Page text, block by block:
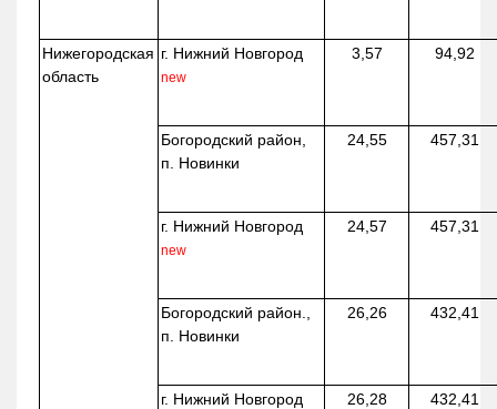
Нижегородская
область
г. Нижний Новгород
new
3,57 94,92
Богородский район,
п. Новинки
24,55 457,31
г. Нижний Новгород
new
24,57 457,31
Богородский район.,
п. Новинки
26,26 432,41
г. Нижний Новгород 26,28 432,41